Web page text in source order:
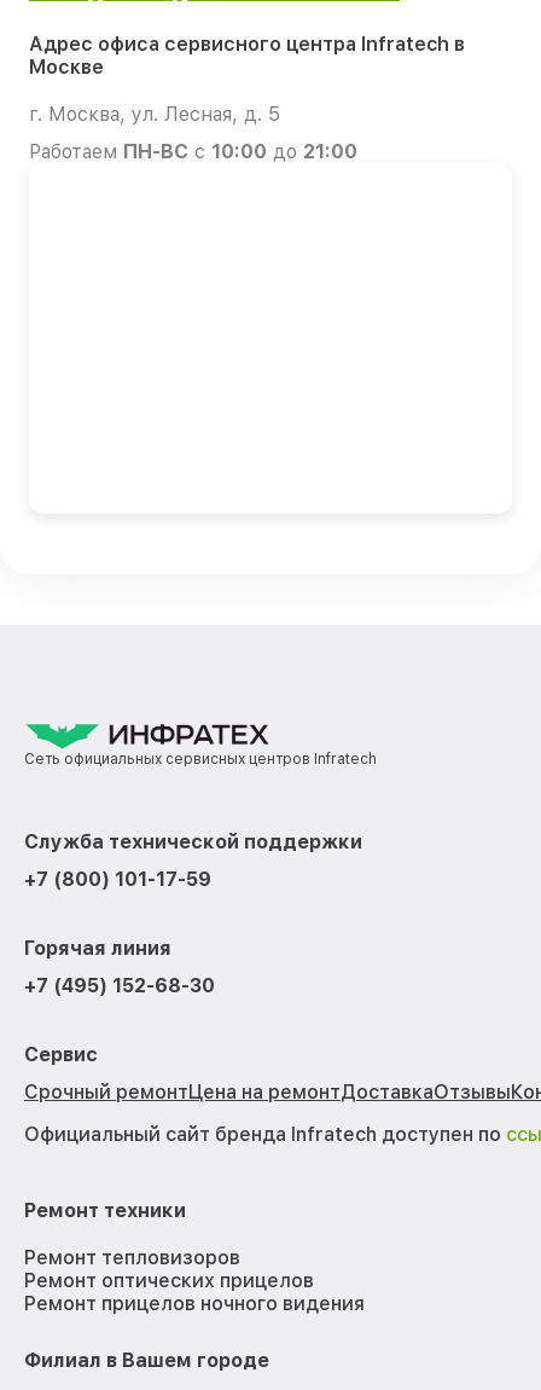
Адрес офиса сервисного центра Infratech в
Москве
г. Москва, ул. Лесная, д. 5
Работаем ПН-ВС с 10:00 до 21:00
Сеть официальных сервисных центров Infratech
Служба технической поддержки
+7 (800) 101-17-59
Горячая линия
+7 (495) 152-68-30
Сервис
Срочный ремонтЦена на ремонтДоставкаОтзывы
Официальный сайт бренда Infratech доступен по
Ремонт техники
Ремонт тепловизоров
Ремонт оптических прицелов
Ремонт прицелов ночного видения
Филиал в Вашем городе